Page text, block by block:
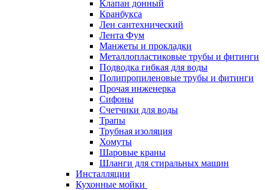
Клапан донный
Кранбукса
Лен сантехнический
Лента Фум
Манжеты и прокладки
Металлопластиковые трубы и фитинги
Подводка гибкая для воды
Полипропиленовые трубы и фитинги
Прочая инженерка
Сифоны
Счетчики для воды
Трапы
Трубная изоляция
Хомуты
Шаровые краны
Шланги для стиральных машин
Инсталляции
Кухонные мойки